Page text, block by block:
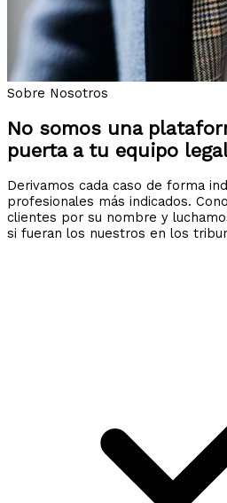
Sobre Nosotros
No somos una
puerta a tu equipo
Derivamos cada caso de forma
profesionales más indicados.
clientes por su nombre y
si fueran los nuestros en los